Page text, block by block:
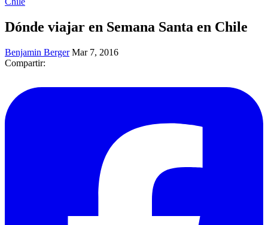
Dónde viajar en Semana Santa en Chile
Benjamin Berger Mar 7, 2016
Compartir: